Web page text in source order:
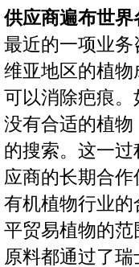
供应商遍布世界
最近的一项业
维亚地区的植
可以消除疤痕。
没有合适的植
的搜索。这一
应商的长期合
有机植物行业
平贸易植物的
原料都通过了